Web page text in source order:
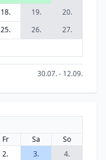
18. 19.
20.
25. 26.
27.
30.07. - 12.09.
Fr Sa
So
2. 3.
4.